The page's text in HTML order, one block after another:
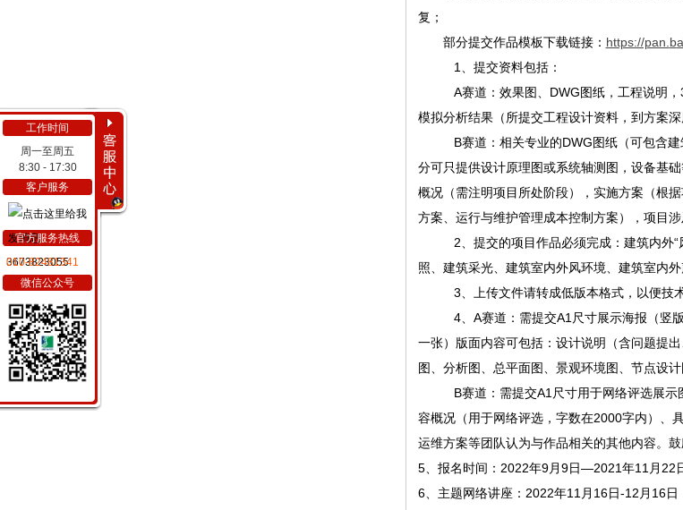
复；
部分提交作品模板下载链接： https://pan. b
1、提交资料包括：
A赛道：效果图、DWG图纸，工程说明
模拟分析结果（所提交工程设计资料，到方案
B赛道：相关专业的DWG图纸（可包含
分可只提供设计原理图或系统轴测图，设备基
概况（需注明项目所处阶段），实施方案（根
方案、运行与维护管理成本控制方案），项目涉
2、提交的项目作品必须完成：建筑内外
照、建筑采光、建筑室内外风环境、建筑室内
3、上传文件请转成低版本格式，以便技
4、A赛道：需提交A1尺寸展示海报（竖
一张）版面内容可包括：设计说明（含问题提
图、分析图、总平面图、景观环境图、节点设
B赛道： 需提交A1尺寸用于网络评选展示
容概况（用于网络评选，字数在2000字内）、
运维方案等团队认为与作品相关的其他内容。
5、报名时间：2022年9月9日—2021年11月22
6、主题网络讲座：2022年11月16日-12月16日
工作时间
周一至周五
8:30 - 17:30
客户服务
3673823055
官方服务热线
010-82481341
微信公众号